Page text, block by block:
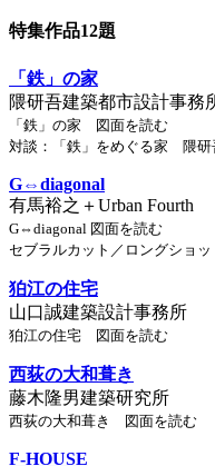
特集作品12題
「鉄」の家
隈研吾建築都市設計事務
「鉄」の家 図面を読む
対談：「鉄」をめぐる家 隈研
G⇔diagonal
有馬裕之＋Urban Fourth
G⇔diagonal 図面を読む
セブラルカット／ロングショ
狛江の住宅
山口誠建築設計事務所
狛江の住宅 図面を読む
西荻の大和葺き
藤木隆男建築研究所
西荻の大和葺き 図面を読む
F-HOUSE